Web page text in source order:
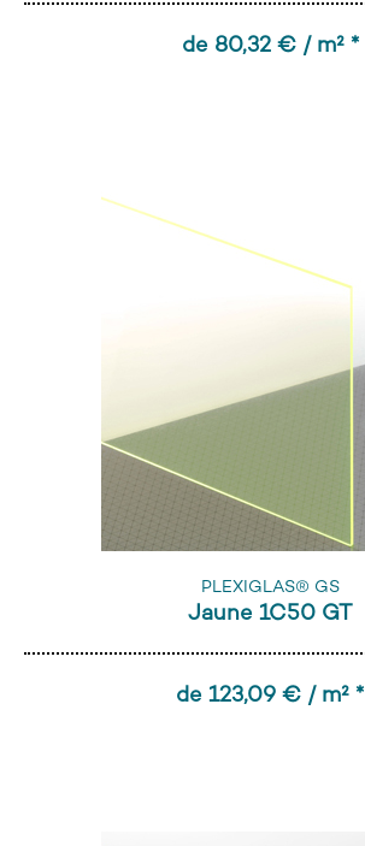
de 80,32 € / m² *
PLEXIGLAS® GS
Jaune 1C50 GT
de 123,09 € / m² *